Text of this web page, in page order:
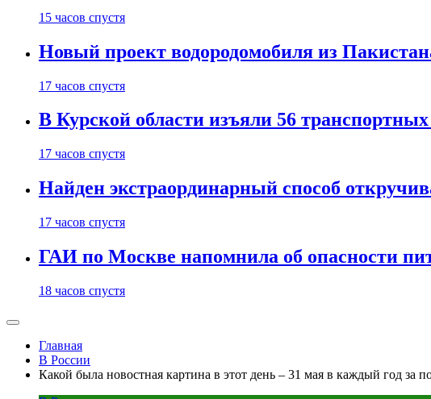
15 часов спустя
Новый проект водородомобиля из
17 часов спустя
В Курской области изъяли 56
17 часов спустя
Найден экстраординарный способ
17 часов спустя
ГАИ по Москве напомнила об опасности
18 часов спустя
Главная
В России
Какой была новостная картина в этот день – 31 мая в каждый год за